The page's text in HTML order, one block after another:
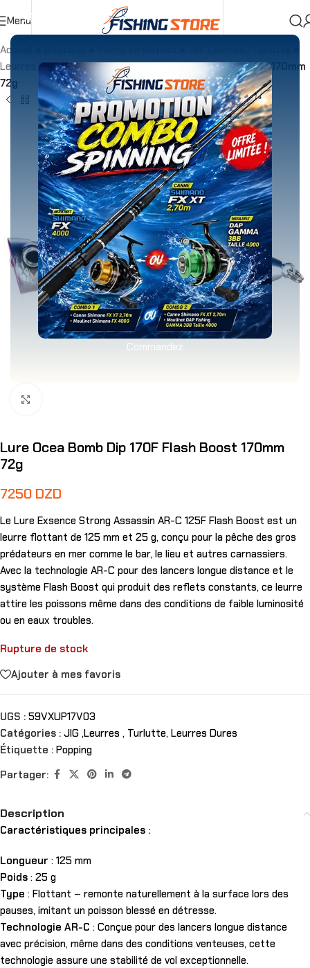
Commandez
Menu
Accueil
Leurres Dures»Lure Ocea Bomb Dip 170F Flash Boost 170mm
72g
Lure Ocea Bomb Dip 170F Flash Boost 170mm
72g
7250 DZD
Le Lure Exsence Strong Assassin AR-C 125F Flash Boost est un
leurre flottant de 125 mm et 25 g, conçu pour la pêche des gros
prédateurs en mer comme le bar, le lieu et autres carnassiers.
Avec la technologie AR-C pour des lancers longue distance et le
système Flash Boost qui produit des reflets constants, ce leurre
attire les poissons même dans des conditions de faible luminosité
ou en eaux troubles.
Rupture de stock
Ajouter à mes favoris
UGS : 59VXUP17V03
Catégories : JIG ,Leurres , Turlutte, Leurres Dures
Étiquette : Popping
Partager:
Description
Caractéristiques principales :
Longueur : 125 mm
Poids : 25 g
Type : Flottant – remonte naturellement à la surface lors des
pauses, imitant un poisson blessé en détresse.
Technologie AR-C : Conçue pour des lancers longue distance
avec précision, même dans des conditions venteuses, cette
technologie assure une stabilité de vol exceptionnelle.